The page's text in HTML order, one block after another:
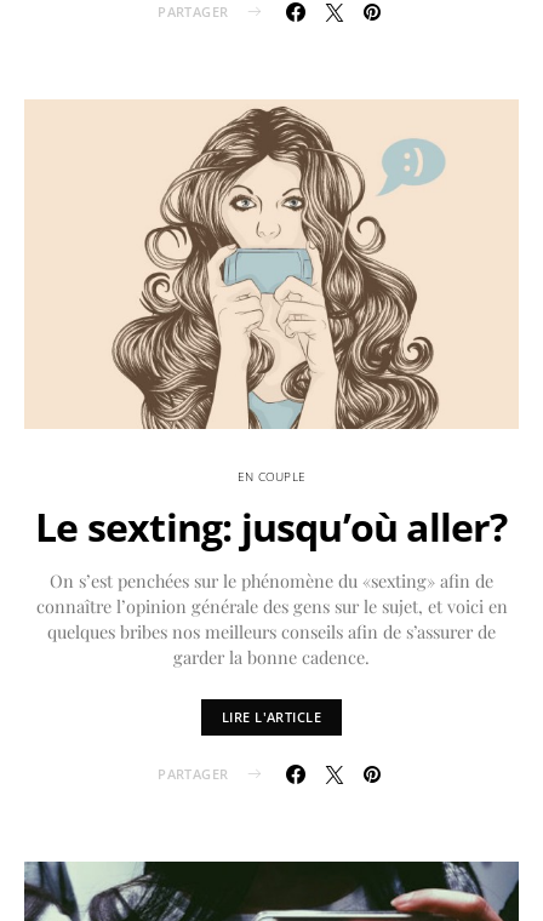
PARTAGER
EN COUPLE
Le sexting: jusqu’où aller?
On s’est penchées sur le phénomène du «sexting» afin de
connaître l’opinion générale des gens sur le sujet, et voici en
quelques bribes nos meilleurs conseils afin de s’assurer de
garder la bonne cadence.
LIRE L'ARTICLE
PARTAGER